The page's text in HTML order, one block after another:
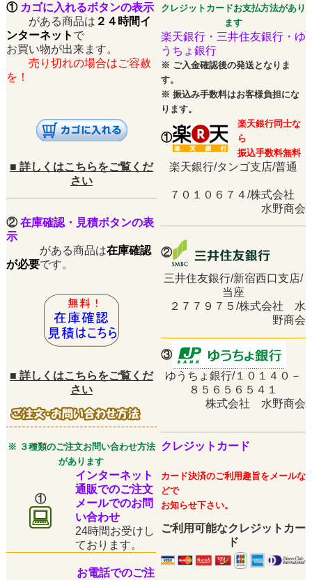
クレジットカードお支払方法があり
ます
① カゴに入れるボタンの表示
がある商品は ２４時間イ
ンターネット で
お買い物が出来ます。
売り切れの場合はご容赦
を！
楽天銀行・三井住友銀行・ゆ
うちょ銀行
※ ご入金確認後の発送となりま
す。
※ 振込み手数料はお客様負担にな
ります。
①
楽天銀行同士な
ら
振込手数料無料
■ 詳しくはこちらをご覧くだ
さい
楽天銀行/タンゴ支店/普通
７０１０６７４/株式会社
水野商会
②在庫確認・見積ボタンの表
示
がある商品は在庫確認
が必要です。
②
三井住友銀行/新宿西口支店/
当座
２７７９７５/株式会社 水
野商会
③
■ 詳しくはこちらをご覧くだ
さい
ゆうちょ銀行/１０１４０－
８５６５６５４１
株式会社 水野商会
※ ３種類のご注文お問い合わせ方法
があります
クレジットカード
①
インターネット
通販でのご注文
メールでのお問
い合わせ
24時間お受けし
ております。
カード決済のご利用趣旨をメールな
どで
お知らせ下さい。
ご利用可能なクレジットカー
ド
お電話でのご注